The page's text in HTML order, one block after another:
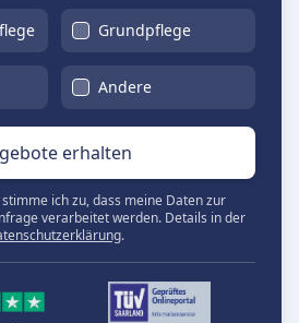
Grundpflege
Andere
erhalten
ich zu, dass meine Daten zur
verarbeitet werden. Details in der
.